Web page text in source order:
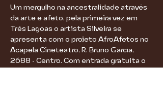
Um mergulho na ancestralidade através
da arte e afeto, pela primeira vez em
Três Lagoas o artista Silveira se
apresenta com o projeto AfroAfetos no
Acapela Cineteatro, R. Bruno García,
2688 - Centro. Com entrada gratuita o